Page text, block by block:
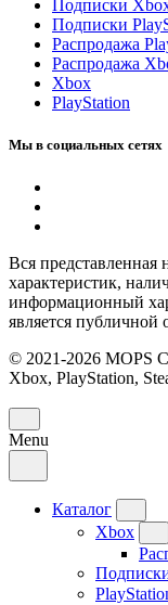
Подписки
Подписки
Распродажа
Распродажа
Xbox
PlayStation
Мы в социальных сетях
Вся представленная
характеристик,
информационный
является публичной
© 2021-2026 MOPS
Xbox, PlayStation,
Menu
Каталог
Xbox